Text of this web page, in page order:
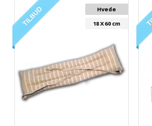
Hvede
18 X 60 cm